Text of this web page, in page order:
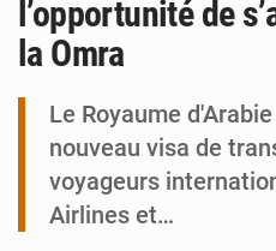
l’opportunité de
la Omra
Le Royaume
nouveau visa de
voyageurs
Airlines et…